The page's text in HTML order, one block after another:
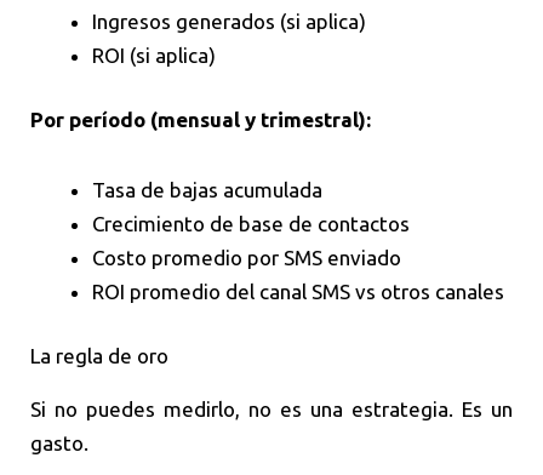
Ingresos generados (si aplica)
ROI (si aplica)
Por período (mensual y trimestral):
Tasa de bajas acumulada
Crecimiento de base de contactos
Costo promedio por SMS enviado
ROI promedio del canal SMS vs otros canales
La regla de oro
Si no puedes medirlo, no es una estrategia. Es un
gasto.